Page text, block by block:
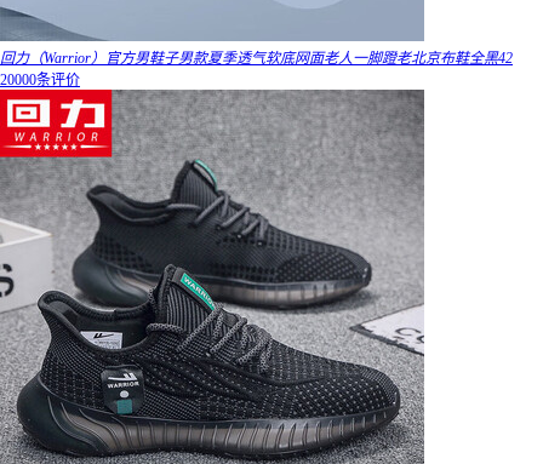
回力（Warrior）官方男鞋子男款夏季透气软底网面老人一脚蹬老北京布鞋全黑42
20000条评价